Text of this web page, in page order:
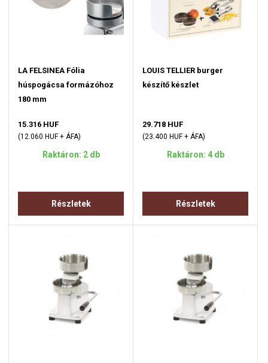
LA FELSINEA Fólia
húspogácsa formázóhoz
180 mm
15.316 HUF
(12.060 HUF + ÁFA)
Raktáron: 2 db
Részletek
LOUIS TELLIER burger
készítő készlet
29.718 HUF
(23.400 HUF + ÁFA)
Raktáron: 4 db
Részletek